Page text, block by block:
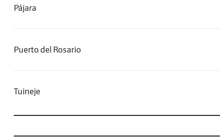
Pájara
Puerto del Rosario
Tuineje